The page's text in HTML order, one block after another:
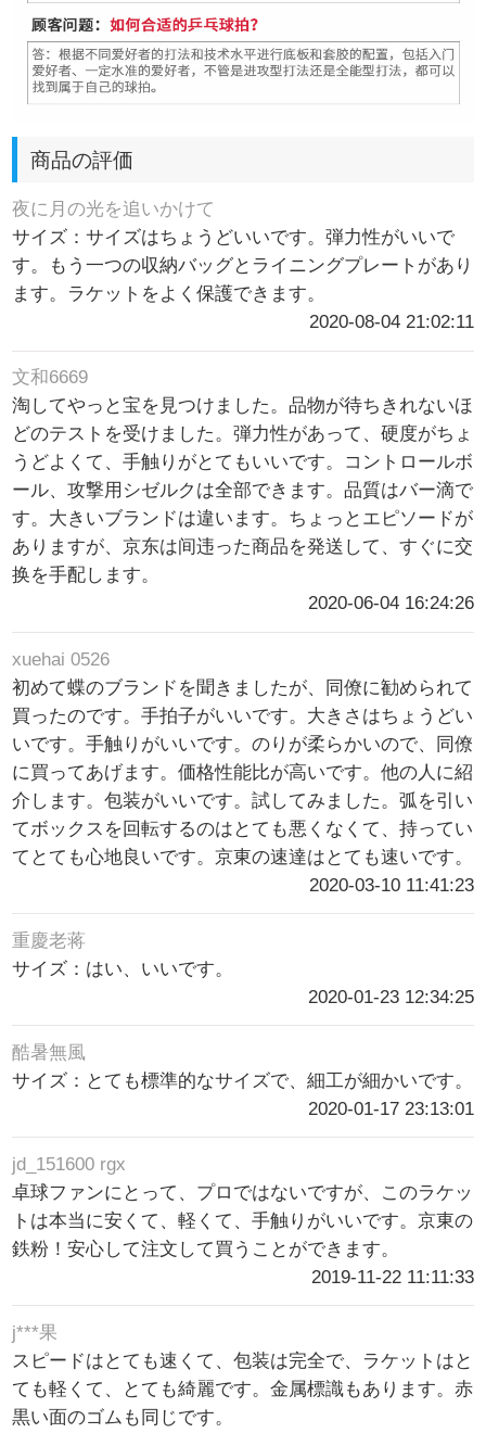
商品の評価
夜に月の光を追いかけて
サイズ：サイズはちょうどいいです。弾力性がいいで
す。もう一つの収納バッグとライニングプレートがあり
ます。ラケットをよく保護できます。
2020-08-04 21:02:11
文和6669
淘してやっと宝を見つけました。品物が待ちきれないほ
どのテストを受けました。弾力性があって、硬度がちょ
うどよくて、手触りがとてもいいです。コントロールボ
ール、攻撃用シゼルクは全部できます。品質はバー滴で
す。大きいブランドは違います。ちょっとエピソードが
ありますが、京东は间违った商品を発送して、すぐに交
换を手配します。
2020-06-04 16:24:26
xuehai 0526
初めて蝶のブランドを聞きましたが、同僚に勧められて
買ったのです。手拍子がいいです。大きさはちょうどい
いです。手触りがいいです。のりが柔らかいので、同僚
に買ってあげます。価格性能比が高いです。他の人に紹
介します。包装がいいです。試してみました。弧を引い
てボックスを回転するのはとても悪くなくて、持ってい
てとても心地良いです。京東の速達はとても速いです。
2020-03-10 11:41:23
重慶老蒋
サイズ：はい、いいです。
2020-01-23 12:34:25
酷暑無風
サイズ：とても標準的なサイズで、細工が細かいです。
2020-01-17 23:13:01
jd_151600 rgx
卓球ファンにとって、プロではないですが、このラケッ
トは本当に安くて、軽くて、手触りがいいです。京東の
鉄粉！安心して注文して買うことができます。
2019-11-22 11:11:33
j***果
スピードはとても速くて、包装は完全で、ラケットはと
ても軽くて、とても綺麗です。金属標識もあります。赤
黒い面のゴムも同じです。